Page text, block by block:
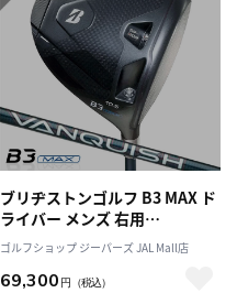
ブリヂストンゴルフ B3 MAX ド
ライバー メンズ 右用
VANQUISH BS40 for MAX カー
ボンシャフト 2024年モデル 日
本正規品
ゴルフショップ ジーパーズ JAL Mall店
69,300 円 （税込）